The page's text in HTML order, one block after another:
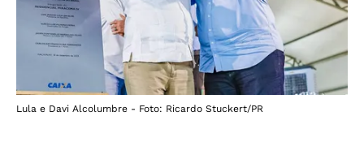
Lula e Davi Alcolumbre - Foto: Ricardo Stuckert/PR